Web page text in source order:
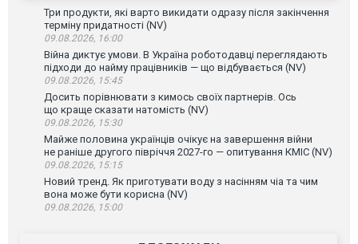
Три продукти, які варто викидати одразу після закінчення
терміну придатності (NV)
09.08.2026, 16:00
Війна диктує умови. В Україна роботодавці переглядають
підходи до найму працівників — що відбувається (NV)
09.08.2026, 15:45
Досить порівнювати з кимось своїх партнерів. Ось
що краще сказати натомість (NV)
09.08.2026, 15:30
Майже половина українців очікує на завершення війни
не раніше другого півріччя 2027-го — опитування КМІС (NV)
09.08.2026, 15:15
Новий тренд. Як приготувати воду з насінням чіа та чим
вона може бути корисна (NV)
09.08.2026, 15:00